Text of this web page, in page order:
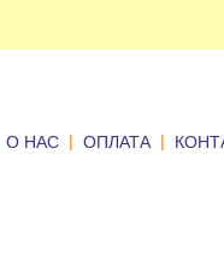
О НАС | ОПЛАТА |